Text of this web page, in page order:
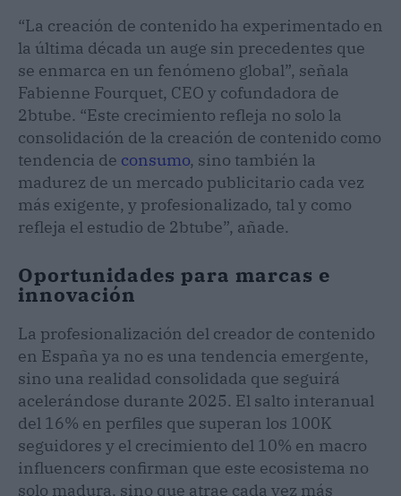
“La creación de contenido ha experimentado en
la última década un auge sin precedentes que
se enmarca en un fenómeno global”, señala
Fabienne Fourquet, CEO y cofundadora de
2btube. “Este crecimiento refleja no solo la
consolidación de la creación de contenido como
tendencia de consumo, sino también la
madurez de un mercado publicitario cada vez
más exigente, y profesionalizado, tal y como
refleja el estudio de 2btube”, añade.
Oportunidades para marcas e
innovación
La profesionalización del creador de contenido
en España ya no es una tendencia emergente,
sino una realidad consolidada que seguirá
acelerándose durante 2025. El salto interanual
del 16% en perfiles que superan los 100K
seguidores y el crecimiento del 10% en macro
influencers confirman que este ecosistema no
solo madura, sino que atrae cada vez más